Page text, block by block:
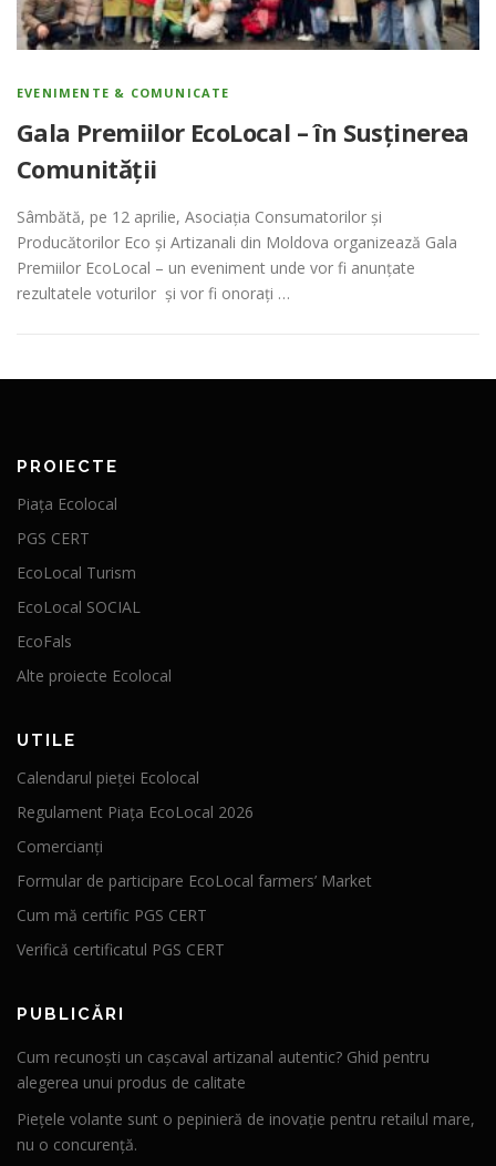
EVENIMENTE & COMUNICATE
Gala Premiilor EcoLocal – în Susținerea
Comunității
Sâmbătă, pe 12 aprilie, Asociația Consumatorilor și
Producătorilor Eco și Artizanali din Moldova organizează Gala
Premiilor EcoLocal – un eveniment unde vor fi anunțate
rezultatele voturilor și vor fi onorați …
PROIECTE
Piața Ecolocal
PGS CERT
EcoLocal Turism
EcoLocal SOCIAL
EcoFals
Alte proiecte Ecolocal
UTILE
Calendarul pieței Ecolocal
Regulament Piața EcoLocal 2026
Comercianți
Formular de participare EcoLocal farmers’ Market
Cum mă certific PGS CERT
Verifică certificatul PGS CERT
PUBLICĂRI
Cum recunoști un cașcaval artizanal autentic? Ghid pentru
alegerea unui produs de calitate
Piețele volante sunt o pepinieră de inovație pentru retailul mare,
nu o concurență.